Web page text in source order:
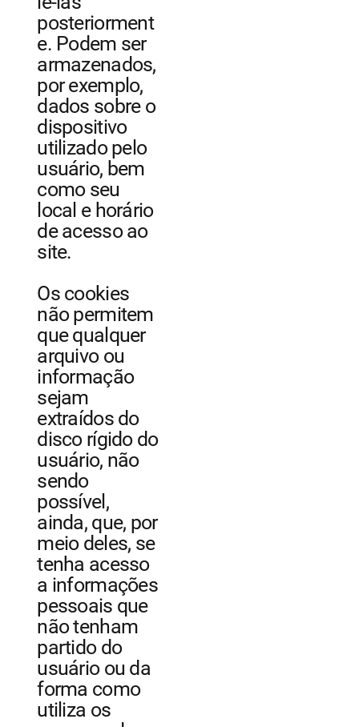
posteriorment
e. Podem ser
armazenados,
por exemplo,
dados sobre o
dispositivo
utilizado pelo
usuário, bem
como seu
local e horário
de acesso ao
site.
Os cookies
não permitem
que qualquer
arquivo ou
informação
sejam
extraídos do
disco rígido do
usuário, não
sendo
possível,
ainda, que, por
meio deles, se
tenha acesso
a informações
pessoais que
não tenham
partido do
usuário ou da
forma como
utiliza os